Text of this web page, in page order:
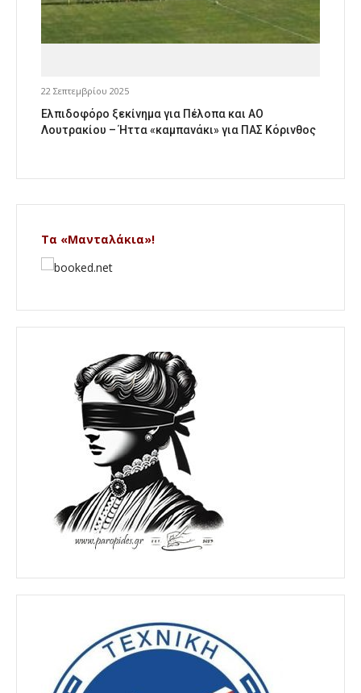
22 Σεπτεμβρίου 2025
Ελπιδοφόρο ξεκίνημα για Πέλοπα και ΑΟ
Λουτρακίου – Ήττα «καμπανάκι» για ΠΑΣ Κόρινθος
Τα «Μανταλάκια»!